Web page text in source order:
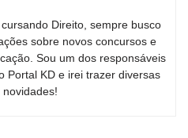
Direito, sempre busco
sobre novos concursos e
Sou um dos responsáveis
Portal KD e irei trazer diversas
novidades!